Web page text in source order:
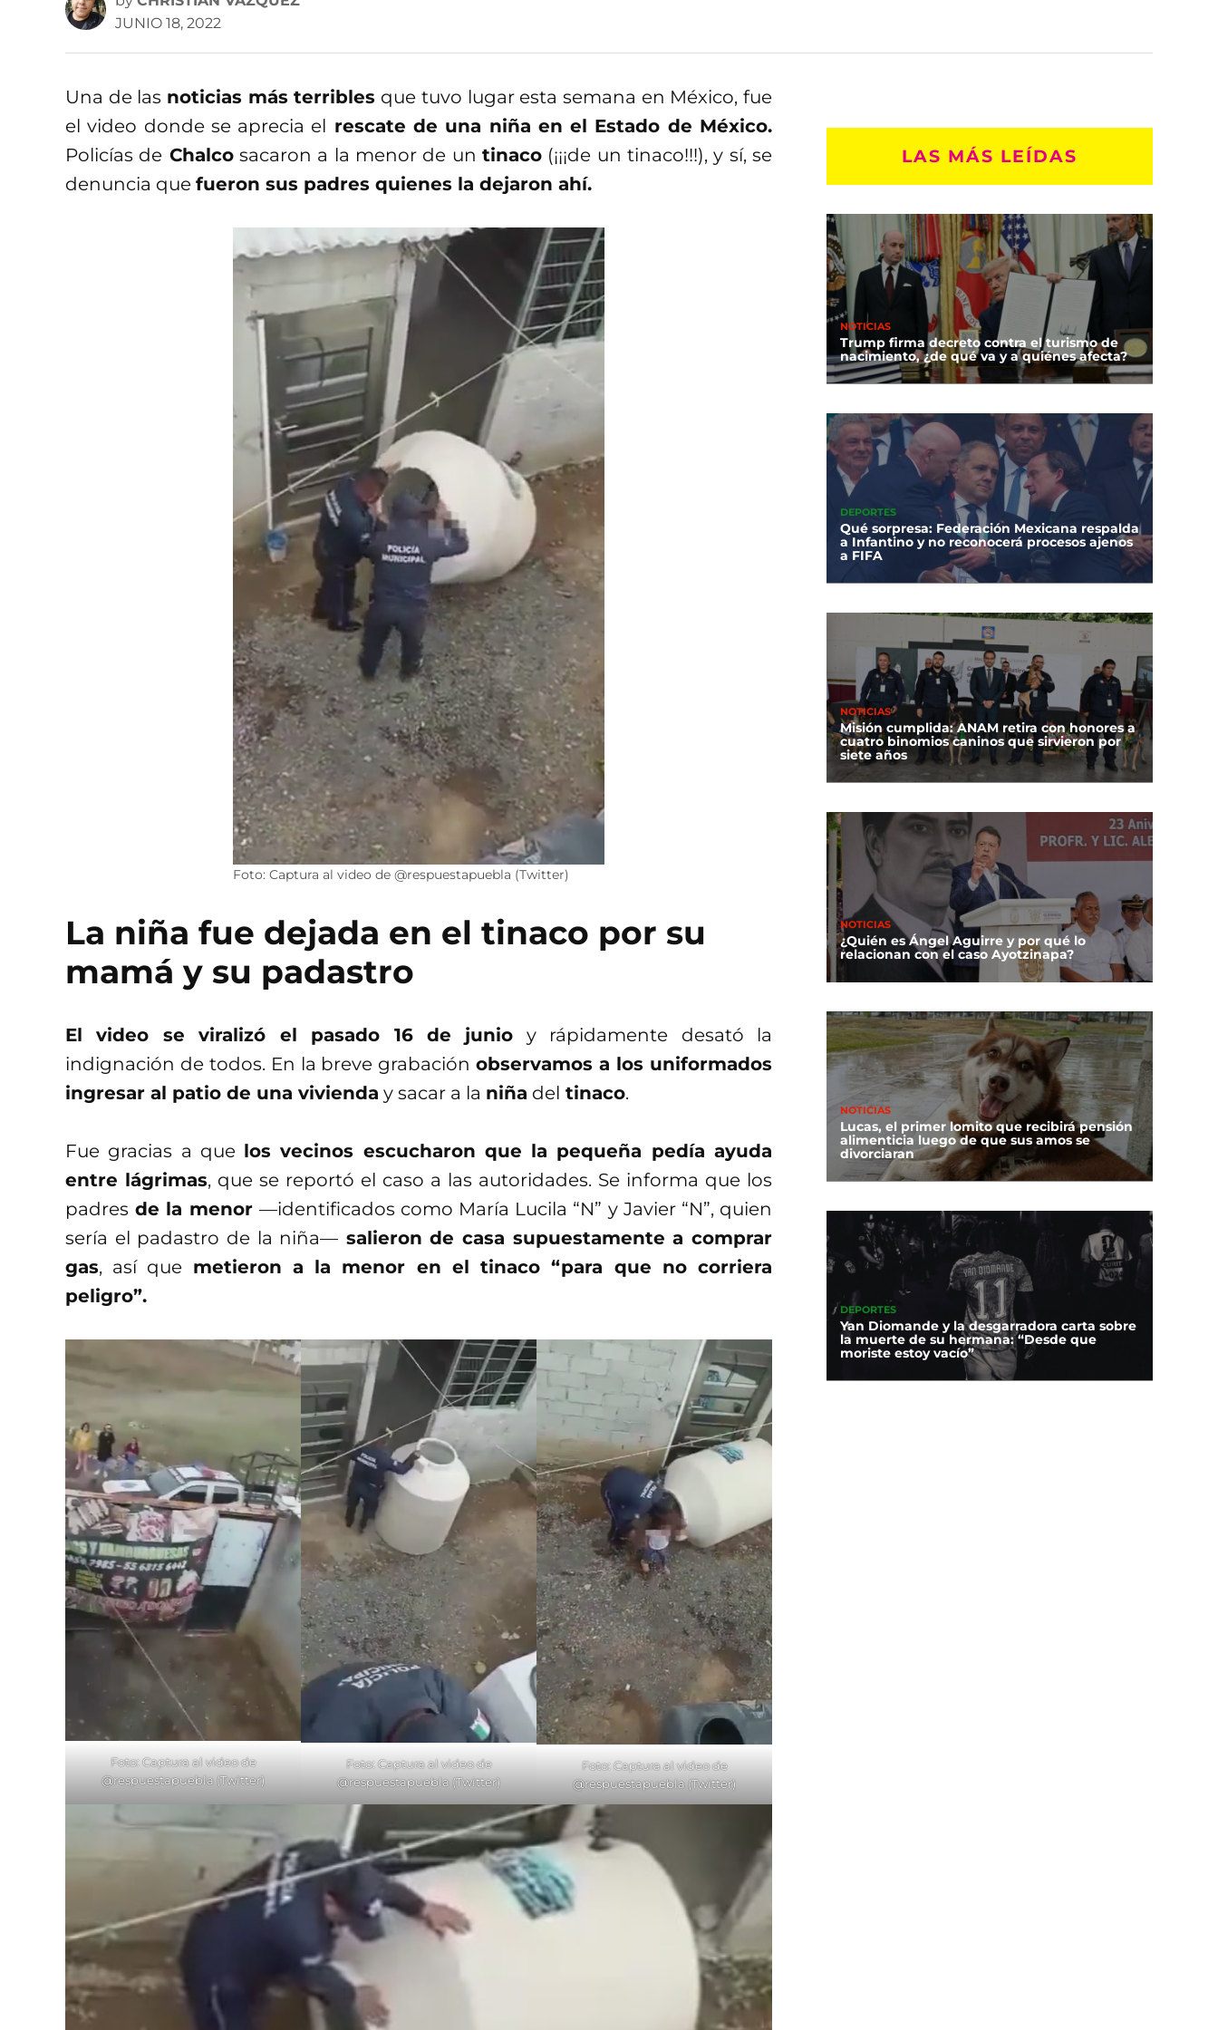
JUNIO 18, 2022
Una de las noticias más terribles que tuvo lugar esta semana en México, fue
el video donde se aprecia el rescate de una niña en el Estado de México.
Policías de Chalcosacaron a la menor de untinaco (¡¡¡de un tinaco!!!), y sí, se
denuncia que fueron sus padres quienes la dejaron ahí.
Foto: Captura al video de @respuestapuebla (Twitter)
La niña fue dejada en el tinaco por su
mamá y su padastro
El video se viralizó el pasado 16 de junio y rápidamente desató la
indignación de todos. En la breve grabaciónobservamos a los uniformados
ingresar al patio de una vivienda y sacar a la niña del tinaco.
Fue gracias a que los vecinos escucharon que la pequeña pedía ayuda
entre lágrimas, que se reportó el caso a las autoridades. Se informa que los
padres de la menor —identificados como María Lucila “N” y Javier “N”, quien
sería el padastro de la niña— salieron de casa supuestamente a comprar
gas, así que metieron a la menor en el tinaco “para que no corriera
peligro”.
Foto: Captura al video de
@respuestapuebla (Twitter)
Foto: Captura al video de
@respuestapuebla (Twitter)
Foto: Captura al video de
@respuestapuebla (Twitter)
LAS MÁS LEÍDAS
NOTICIAS
Trump firma decreto contra el turismo de
nacimiento, ¿de qué va y a quiénes afecta?
DEPORTES
Qué sorpresa: Federación Mexicana respalda
a Infantino y no reconocerá procesos ajenos
a FIFA
NOTICIAS
Misión cumplida: ANAM retira con honores a
cuatro binomios caninos que sirvieron por
siete años
NOTICIAS
¿Quién es Ángel Aguirre y por qué lo
relacionan con el caso Ayotzinapa?
NOTICIAS
Lucas, el primer lomito que recibirá pensión
alimenticia luego de que sus amos se
divorciaran
DEPORTES
Yan Diomande y la desgarradora carta sobre
la muerte de su hermana: “Desde que
moriste estoy vacío”